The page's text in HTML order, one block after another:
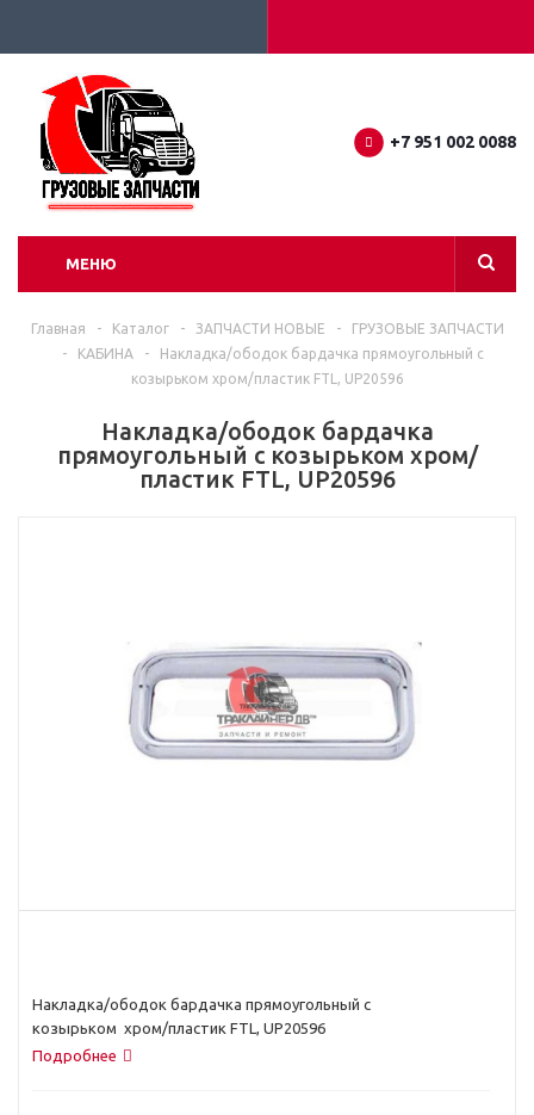
+7 951 002 0088
МЕНЮ
Главная - Каталог - ЗАПЧАСТИ НОВЫЕ -
ГРУЗОВЫЕ ЗАПЧАСТИ
-
КАБИНА -
Накладка/ободок бардачка прямоугольный с
козырьком хром/пластик FTL, UP20596
Накладка/ободок бардачка
прямоугольный с козырьком хром/
пластик FTL, UP20596
Накладка/ободок бардачка прямоугольный с
козырьком хром/пластик FTL, UP20596
Подробнее